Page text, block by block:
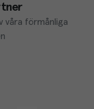
våra förmånliga